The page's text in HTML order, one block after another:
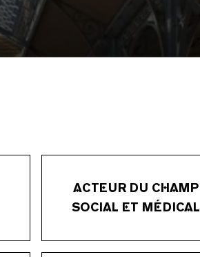
ACTEUR DU CHAMP
SOCIAL ET MÉDICAL